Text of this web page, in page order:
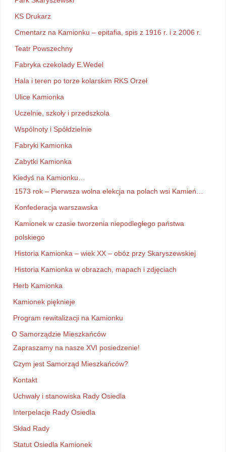
KS Drukarz
Cmentarz na Kamionku – epitafia, spis z 1916 r. i z 2006 r.
Teatr Powszechny
Fabryka czekolady E.Wedel
Hala i teren po torze kolarskim RKS Orzeł
Ulice Kamionka
Uczelnie, szkoły i przedszkola
Wspólnoty i Spółdzielnie
Fabryki Kamionka
Zabytki Kamionka
Kiedyś na Kamionku…
1573 rok – Pierwsza wolna elekcja na polach wsi Kamień…
Konfederacja warszawska
Kamionek w czasie tworzenia niepodległego państwa
polskiego
Historia Kamionka – wiek XX – obóz przy Skaryszewskiej
Historia Kamionka w obrazach, mapach i zdjęciach
Herb Kamionka
Kamionek pięknieje
Program rewitalizacji na Kamionku
O Samorządzie Mieszkańców
Zapraszamy na nasze XVI posiedzenie!
Czym jest Samorząd Mieszkańców?
Kontakt
Uchwały i stanowiska Rady Osiedla
Interpelacje Rady Osiedla
Skład Rady
Statut Osiedla Kamionek